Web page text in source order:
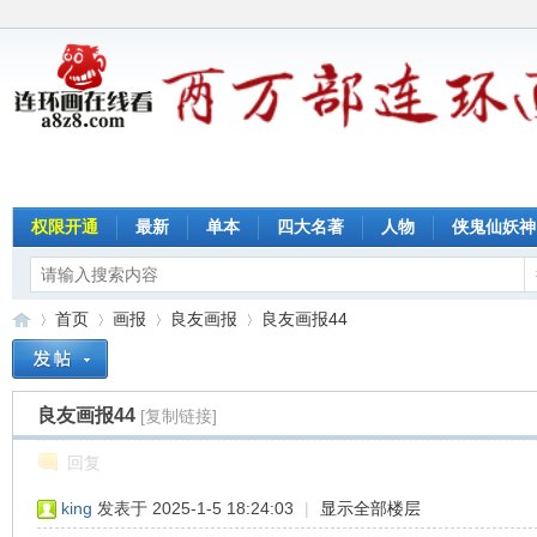
权限开通 最新 单本 四大名著 人物 侠鬼仙妖神
»
首页
›
画报
›
良友画报 良友画报44
良友画报44 [复制链接]
回复
king 发表于 2025-1-5 18:24:03 | 显示全部楼层